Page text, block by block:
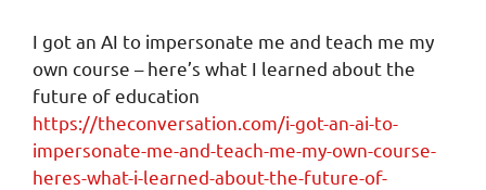
I got an AI to impersonate me and teach me my
own course – here’s what I learned about the
future of education
https://theconversation.com/i-got-an-ai-to-
impersonate-me-and-teach-me-my-own-course-
heres-what-i-learned-about-the-future-of-